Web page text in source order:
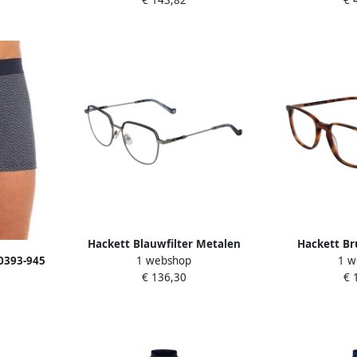
945
Hackett Blauwfilter Metalen
Optische Monturen Ronde Stijl
Gray Heren
1 webshop
€ 136,30
Hackett
Blauwfilter
1
€